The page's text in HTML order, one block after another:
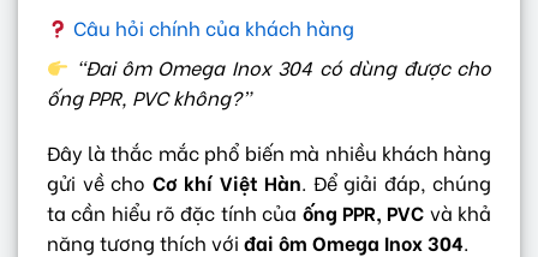
Câu hỏi chính của khách hàng
“Đai ôm Omega Inox 304 có dùng được cho
ống PPR, PVC không?”
Đây là thắc mắc phổ biến mà nhiều khách hàng
gửi về cho Cơ khí Việt Hàn. Để giải đáp, chúng
ta cần hiểu rõ đặc tính của ống PPR, PVC và khả
năng tương thích với đai ôm Omega Inox 304.